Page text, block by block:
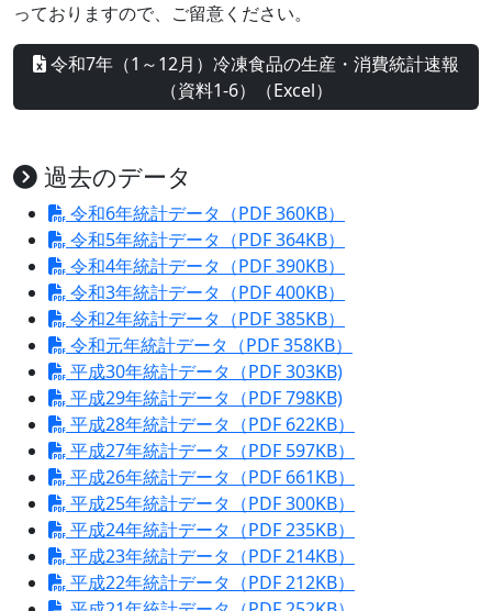
っておりますので、ご留意ください。
令和7年（1～12月）冷凍食品の生産・消費統計速報
（資料1-6）（Excel）
過去のデータ
令和6年統計データ（PDF 360KB）
令和5年統計データ（PDF 364KB）
令和4年統計データ（PDF 390KB）
令和3年統計データ（PDF 400KB）
令和2年統計データ（PDF 385KB）
令和元年統計データ（PDF 358KB）
平成30年統計データ（PDF 303KB)
平成29年統計データ（PDF 798KB)
平成28年統計データ（PDF 622KB）
平成27年統計データ（PDF 597KB）
平成26年統計データ（PDF 661KB）
平成25年統計データ（PDF 300KB）
平成24年統計データ（PDF 235KB）
平成23年統計データ（PDF 214KB）
平成22年統計データ（PDF 212KB）